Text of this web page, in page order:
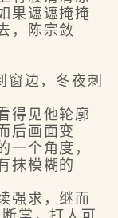
果遮遮掩掩
，陈宗敛
边，冬夜刺
见他轮廓
后画面变
一个角度，
抹模糊的
求，继而